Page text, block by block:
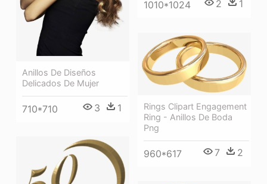
1010*1024 2 1
Anillos De Diseños
Delicados De Mujer
710*710 3 1
Rings Clipart Engagement
Ring - Anillos De Boda
Png
960*617 7 2